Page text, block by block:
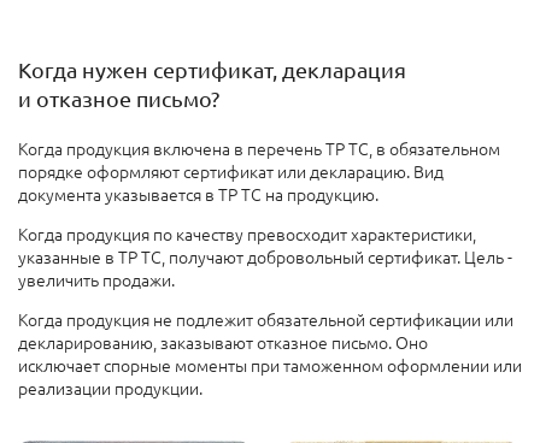
Когда нужен сертификат, декларация
и отказное письмо?
Когда продукция включена в перечень ТР ТС, в обязательном
порядке оформляют сертификат или декларацию. Вид
документа указывается в ТР ТС на продукцию.
Когда продукция по качеству превосходит характеристики,
указанные в ТР ТС, получают добровольный сертификат. Цель -
увеличить продажи.
Когда продукция не подлежит обязательной сертификации или
декларированию , заказывают отказное письмо. Оно
исключает спорные моменты при таможенном оформлении или
реализации продукции.